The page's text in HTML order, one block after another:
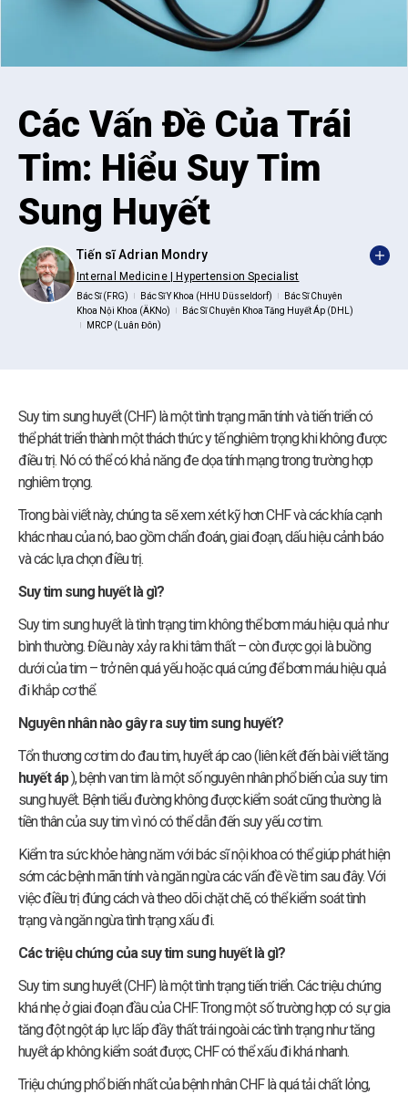
Các Vấn Đề Của Trái
Tim: Hiểu Suy Tim
Sung Huyết
Tiến sĩ Adrian Mondry
Internal Medicine | Hypertension Specialist
Bác Sĩ (FRG) Bác Sĩ Y Khoa (HHU Düsseldorf)
Bác Sĩ Chuyên
Khoa Nội Khoa (ÄKNo)
Bác Sĩ Chuyên Khoa Tăng Huyết Áp (DHL)
MRCP (Luân Đôn)
Suy tim sung huyết (CHF) là một tình trạng mãn tính và tiến triển có
thể phát triển thành một thách thức y tế nghiêm trọng khi không được
điều trị. Nó có thể có khả năng đe dọa tính mạng trong trường hợp
nghiêm trọng.
Trong bài viết này, chúng ta sẽ xem xét kỹ hơn CHF và các khía cạnh
khác nhau của nó, bao gồm chẩn đoán, giai đoạn, dấu hiệu cảnh báo
và các lựa chọn điều trị.
Suy tim sung huyết là gì?
Suy tim sung huyết là tình trạng tim không thể bơm máu hiệu quả như
bình thường. Điều này xảy ra khi tâm thất – còn được gọi là buồng
dưới của tim – trở nên quá yếu hoặc quá cứng để bơm máu hiệu quả
đi khắp cơ thể.
Nguyên nhân nào gây ra suy tim sung huyết?
Tổn thương cơ tim do đau tim, huyết áp cao (liên kết đến bài viết tăng
huyết áp), bệnh van tim là một số nguyên nhân phổ biến của suy tim
sung huyết. Bệnh tiểu đường không được kiểm soát cũng thường là
tiền thân của suy tim vì nó có thể dẫn đến suy yếu cơ tim.
Kiểm tra sức khỏe hàng năm với bác sĩ nội khoa có thể giúp phát hiện
sớm các bệnh mãn tính và ngăn ngừa các vấn đề về tim sau đây. Với
việc điều trị đúng cách và theo dõi chặt chẽ, có thể kiểm soát tình
trạng và ngăn ngừa tình trạng xấu đi.
Các triệu chứng của suy tim sung huyết là gì?
Suy tim sung huyết (CHF) là một tình trạng tiến triển. Các triệu chứng
khá nhẹ ở giai đoạn đầu của CHF. Trong một số trường hợp có sự gia
tăng đột ngột áp lực lấp đầy thất trái ngoài các tình trạng như tăng
huyết áp không kiểm soát được, CHF có thể xấu đi khá nhanh.
Triệu chứng phổ biến nhất của bệnh nhân CHF là quá tải chất lỏng,